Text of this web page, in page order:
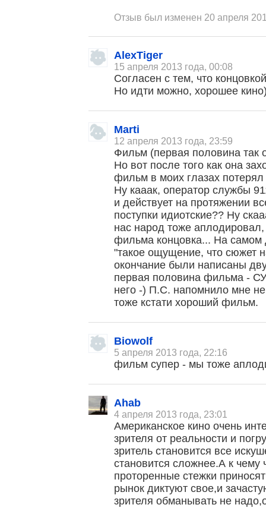
Отзыв был изменен 20 апреля
AlexTiger
15 апреля 2013 года, 00:08
Согласен с тем, что
Но идти можно, хорошее
Marti
12 апреля 2013 года, 23:59
Фильм (первая половина
Но вот после того как она
фильм в моих глазах потерял
Ну кааак, оператор службы
и действует на протяжении
поступки идиотские?? Ну
нас народ тоже аплодировал,
фильма концовка... На самом
"такое ощущение, что сюжет
окончание были написаны
первая половина фильма -
него -) П.С. напомнило мне
тоже кстати хороший фильм.
Biowolf
5 апреля 2013 года, 22:16
фильм супер - мы тоже
Ahab
4 апреля 2013 года, 23:01
Американское кино очень
зрителя от реальности и
зритель становится все
становится сложнее.А к чему
проторенные стежки
рынок диктуют свое,и
зрителя обманывать не